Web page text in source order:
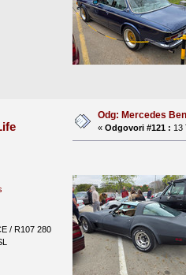
/ R107 280
Odg: Mercedes
«Odgovori #121 : 13